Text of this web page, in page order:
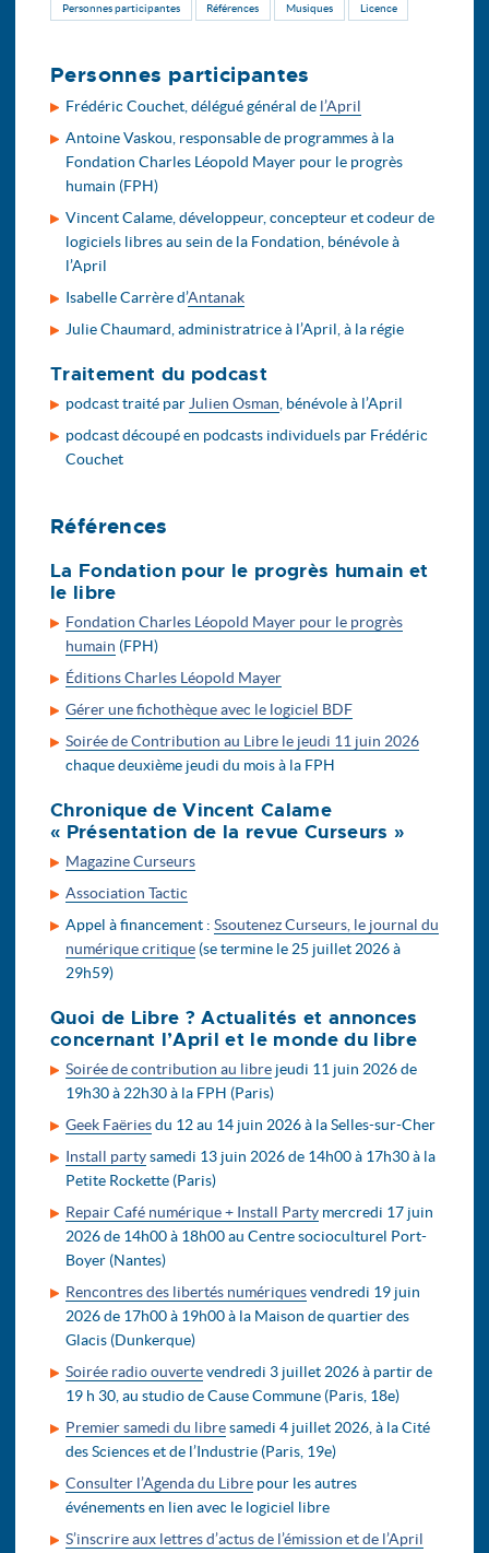
Personnes participantes Références Musiques Licence
Personnes participantes
Frédéric Couchet, délégué général de l’April
Antoine Vaskou, responsable de programmes à la
Fondation Charles Léopold Mayer pour le progrès
humain (FPH)
Vincent Calame, développeur, concepteur et codeur de
logiciels libres au sein de la Fondation, bénévole à
l’April
Isabelle Carrère d’Antanak
Julie Chaumard, administratrice à l’April, à la régie
Traitement du podcast
podcast traité par Julien Osman , bénévole à l’April
podcast découpé en podcasts individuels par Frédéric
Couchet
Références
La Fondation pour le progrès humain et
le libre
Fondation Charles Léopold Mayer pour le progrès
humain (FPH)
Éditions Charles Léopold Mayer
Gérer une fichothèque avec le logiciel BDF
Soirée de Contribution au Libre le jeudi 11 juin 2026
chaque deuxième jeudi du mois à la FPH
Chronique de Vincent Calame
« Présentation de la revue Curseurs »
Magazine Curseurs
Association Tactic
Appel à financement : Ssoutenez Curseurs, le journal du
numérique critique (se termine le 25 juillet 2026 à
29h59)
Quoi de Libre ? Actualités et annonces
concernant l’April et le monde du libre
Soirée de contribution au libre jeudi 11 juin 2026 de
19h30 à 22h30 à la FPH (Paris)
Geek Faëriesdu 12 au 14 juin 2026 à la Selles-sur-Cher
Install partysamedi 13 juin 2026 de 14h00 à 17h30 à la
Petite Rockette (Paris)
Repair Café numérique + Install Party mercredi 17 juin
2026 de 14h00 à 18h00 au Centre socioculturel Port-
Boyer (Nantes)
Rencontres des libertés numériquesvendredi 19 juin
2026 de 17h00 à 19h00 à la Maison de quartier des
Glacis (Dunkerque)
Soirée radio ouvertevendredi 3 juillet 2026 à partir de
19 h 30, au studio de Cause Commune (Paris, 18e)
Premier samedi du libresamedi 4 juillet 2026, à la Cité
des Sciences et de l’Industrie (Paris, 19e)
Consulter l’Agenda du Libre pour les autres
événements en lien avec le logiciel libre
S’inscrire aux lettres d’actus de l’émission et de l’April